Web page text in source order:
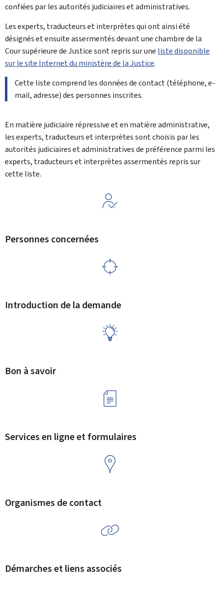
confiées par les autorités judiciaires et administratives.
Les experts, traducteurs et interprètes qui ont ainsi été
désignés et ensuite assermentés devant une chambre de la
Cour supérieure de Justice sont repris sur une liste disponible
sur le site Internet du ministère de la Justice.
Cette liste comprend les données de contact (téléphone, e-
mail, adresse) des personnes inscrites.
En matière judiciaire répressive et en matière administrative,
les experts, traducteurs et interprètes sont choisis par les
autorités judiciaires et administratives de préférence parmi les
experts, traducteurs et interprètes assermentés repris sur
cette liste.
Personnes concernées
Introduction de la demande
Bon à savoir
Services en ligne et formulaires
Organismes de contact
Démarches et liens associés